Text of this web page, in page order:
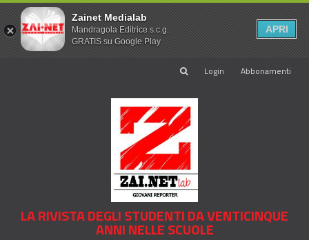
Login Abbonamenti
LA RIVISTA DEGLI STUDENTI DA VENTICINQUE
ANNI NELLE SCUOLE
Zainet Medialab
Mandragola Editrice s.c.g.
GRATIS su Google Play
APRI